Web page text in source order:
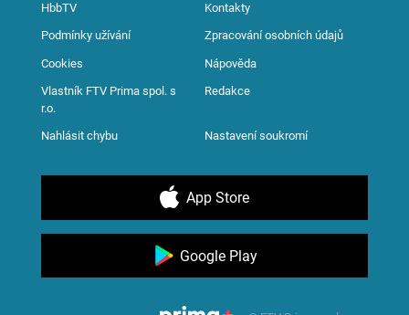
HbbTV Kontakty
Podmínky užívání Zpracování osobních údajů
Cookies Nápověda
Vlastník FTV Prima spol. s
r.o.
Redakce
Nahlásit chybu Nastavení soukromí
App Store
Google Play